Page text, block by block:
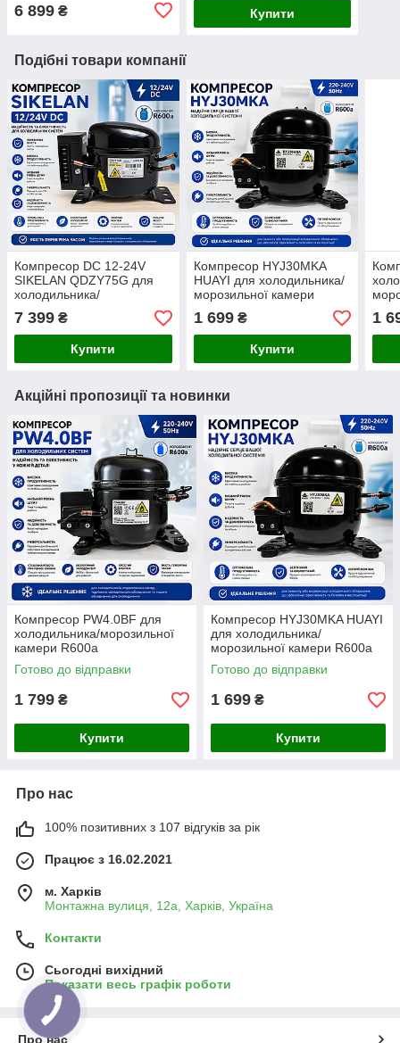
6 899 ₴ Купити
Подібні товари компанії
Компресор DC 12-24V
SIKELAN QDZY75G для
холодильника/
морозильной камеры
7 399 ₴
Купити
Компресор HYJ30MKA
HUAYI для холодильника/
морозильної камери
R600а
1 699₴
Купити
1
Акційні пропозиції та новинки
Компресор PW4.0BF для
холодильника/морозильної
камери R600а
Готово до відправки
1 799 ₴
Купити
Компресор HYJ30MKA HUAYI
для холодильника/
морозильної камери R600а
Готово до відправки
1 699 ₴
Купити
Про нас
100% позитивних з 107 відгуків за рік
Працює з 16.02.2021
м. Харків
Монтажна вулиця, 12а, Харків, Україна
Контакти
Сьогодні вихідний
Показати весь графік роботи
Про нас